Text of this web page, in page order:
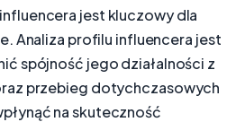
jest kluczowy dla
Analiza profilu influencera jest
spójność jego działalności z
przebieg dotychczasowych
na skuteczność